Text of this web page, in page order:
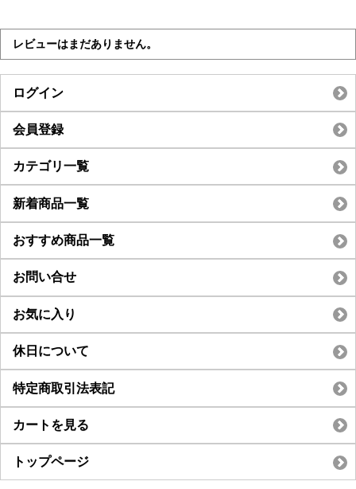
レビューはまだありません。
ログイン
会員登録
カテゴリ一覧
新着商品一覧
おすすめ商品一覧
お問い合せ
お気に入り
休日について
特定商取引法表記
カートを見る
トップページ